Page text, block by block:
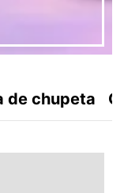
de chupeta